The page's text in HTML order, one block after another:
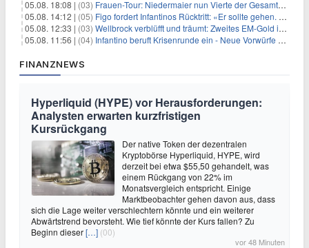
05.08. 18:08 | (03) Frauen-Tour: Niedermaier nun Vierte der Gesamtwertung
05.08. 14:12 | (05) Figo fordert Infantinos Rücktritt: «Er sollte gehen. Jetzt»
05.08. 12:33 | (03) Wellbrock verblüfft und träumt: Zweites EM-Gold in Paris
05.08. 11:56 | (04) Infantino beruft Krisenrunde ein - Neue Vorwürfe gegen FIFA
FINANZNEWS
Hyperliquid (HYPE) vor Herausforderungen:
Analysten erwarten kurzfristigen
Kursrückgang
Der native Token der dezentralen
Kryptobörse Hyperliquid, HYPE, wird
derzeit bei etwa $55,50 gehandelt, was
einem Rückgang von 22% im
Monatsvergleich entspricht. Einige
Marktbeobachter gehen davon aus, dass
sich die Lage weiter verschlechtern könnte und ein weiterer
Abwärtstrend bevorsteht. Wie tief könnte der Kurs fallen? Zu
Beginn dieser[…] (00)
vor 48 Minuten